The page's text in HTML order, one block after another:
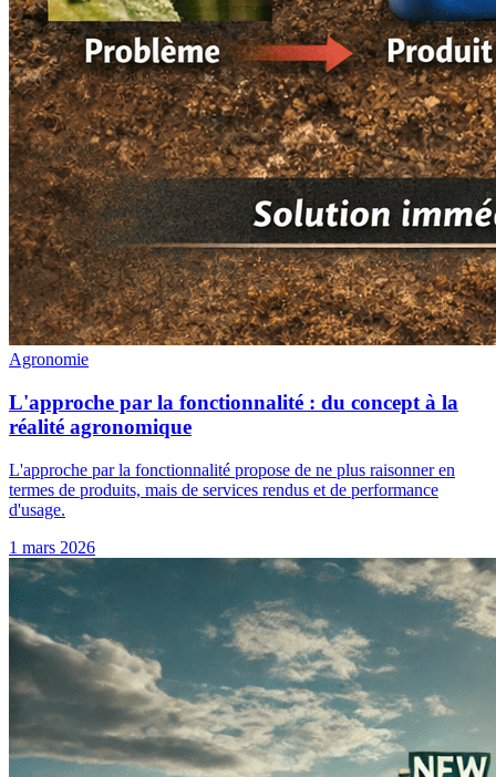
Agronomie
L'approche par la fonctionnalité : du concept à la
réalité agronomique
L'approche par la fonctionnalité propose de ne plus raisonner en
termes de produits, mais de services rendus et de performance
d'usage.
1 mars 2026